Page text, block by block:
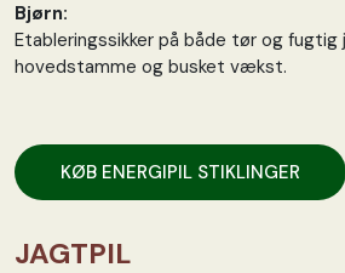
Bjørn:
Etableringssikker på både tør og
hovedstamme og busket vækst.
KØB ENERGIPIL STIKLINGER
JAGTPIL